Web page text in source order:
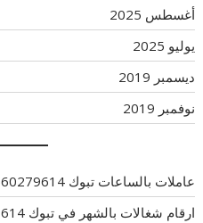
أغسطس 2025
يوليو 2025
ديسمبر 2019
نوفمبر 2019
عاملات بالساعات تبوك 0560279614
ارقام شغالات بالشهر في تبوك 0560279614